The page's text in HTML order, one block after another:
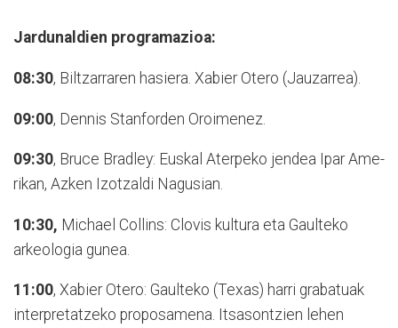
Jardunaldien programazioa:
08:30, Biltzarraren hasiera. Xabier Otero (Jauzarrea).
09:00, Dennis Stanforden Oroimenez.
09:30, Bruce Bradley: Euskal Aterpeko jendea Ipar Ame­
ri­kan, Azken Izotzaldi Nagusian.
10:30, Michael Collins: Clovis kultura eta Gaulteko
arkeologia gu­nea.
11:00, Xabier Otero: Gaulteko (Texas) harri grabatuak
interpretatzeko proposamena. Itsa­sontzien lehen